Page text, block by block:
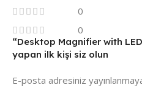
0
0
“Desktop Magnifier with
yapan ilk kişi siz olun
E-posta adresiniz